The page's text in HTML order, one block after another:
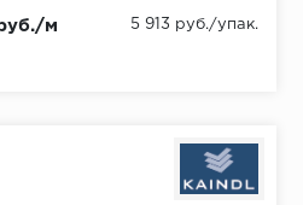
м 5 913 руб./упак.